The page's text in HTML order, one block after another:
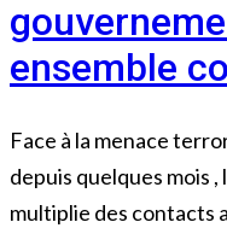
ensemble
Face à la menace
depuis quelques mois
multiplie des contacts